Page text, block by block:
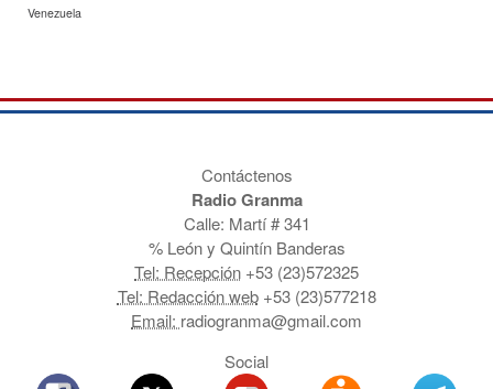
Venezuela
Contáctenos
Radio Granma
Calle: Martí # 341
% León y Quintín Banderas
Tel: Recepción +53 (23)572325
Tel: Redacción web+53 (23)577218
Email: radiogranma@gmail.com
Social